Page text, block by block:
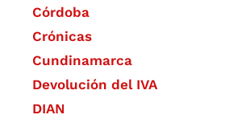
Córdoba
Crónicas
Cundinamarca
Devolución del IVA
DIAN